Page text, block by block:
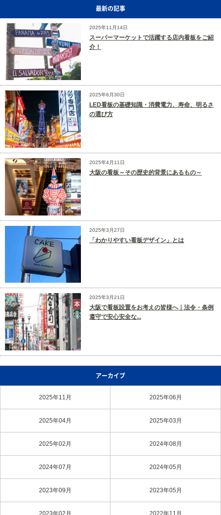
最新の記事
2025年11月14日
スーパーマーケットで活躍する店内看板をご紹
介！
2025年6月30日
LED看板の基礎知識・消費電力、寿命、明るさ
の選び方
2025年4月11日
大阪の看板～その歴史的背景にあるもの～
2025年3月27日
「わかりやすい看板デザイン」とは
2025年3月21日
大阪で看板設置をお考えの皆様へ｜法令・条例
遵守で安心安全な...
アーカイブ
2025年11月 2025年06月
2025年04月 2025年03月
2025年02月 2024年08月
2024年07月 2024年05月
2023年09月 2023年05月
2023年02月 2022年11月